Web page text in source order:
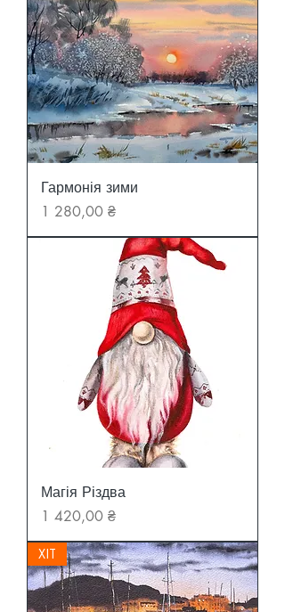
Гармонія зими
Ціна
1 280,00 ₴
Магія Різдва
Ціна
1 420,00 ₴
ХІТ